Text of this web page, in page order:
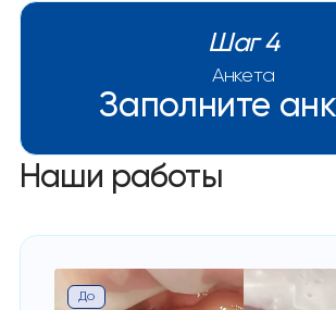
Шаг 4
Анкета
Заполните
Наши работы
До